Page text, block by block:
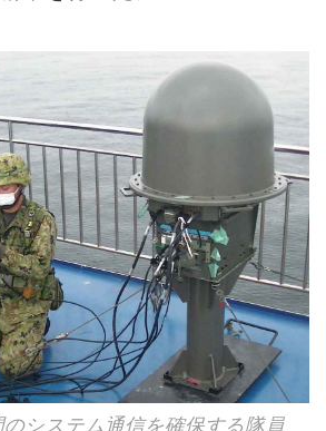
システム通信を確保する隊員